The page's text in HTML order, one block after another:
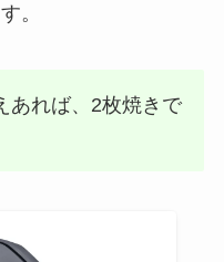
。
あれば、2枚焼きで